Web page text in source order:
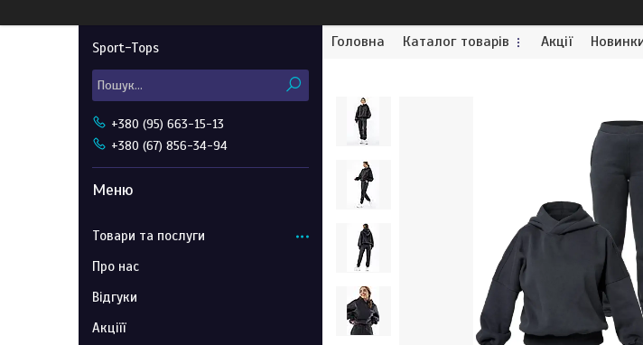
Головна Каталог товарів Акції
Sport-Tops
+380 (95) 663-15-13
+380 (67) 856-34-94
Товари та послуги
Про нас
Відгуки
Акціїї